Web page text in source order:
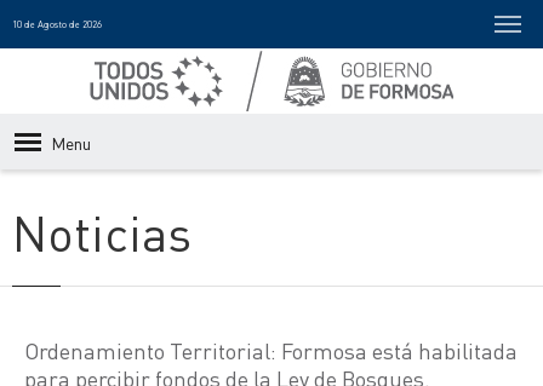
10 de Agosto de 2026
Menu
Noticias
Ordenamiento Territorial: Formosa está habilitada
para percibir fondos de la Ley de Bosques.